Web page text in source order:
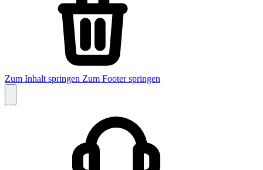
Zum Inhalt springen Zum Footer springen